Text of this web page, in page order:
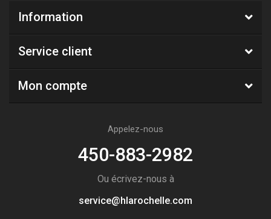
Information
Service client
Mon compte
Appelez-nous
450-883-2982
Ou écrivez-nous à
service@hlarochelle.com